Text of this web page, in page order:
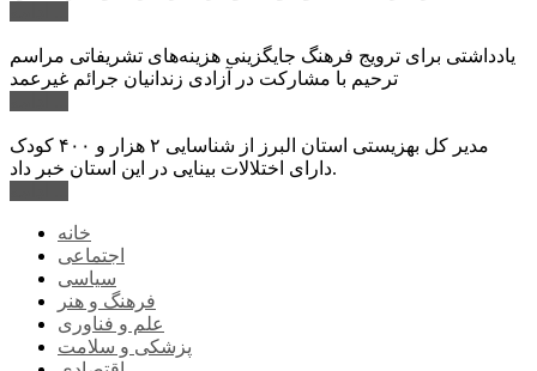
یادداشتی برای ترویج فرهنگ جایگزینی هزینه‌های تشریفاتی مراسم
ترحیم با مشارکت در آزادی زندانیان جرائم غیرعمد
مدیر کل بهزیستی استان البرز از شناسایی ۲ هزار و ۴۰۰ کودک
دارای اختلالات بینایی در این استان خبر داد.
خانه
اجتماعی
سیاسی
فرهنگ و هنر
علم و فناوری
پزشکی و سلامت